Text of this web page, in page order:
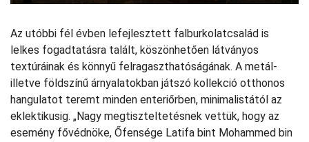
Az utóbbi fél évben lefejlesztett falburkolatcsalád is
lelkes fogadtatásra talált, köszönhetően látványos
textúráinak és könnyű felragaszthatóságának. A metál-
illetve földszínű árnyalatokban játszó kollekció otthonos
hangulatot teremt minden enteriőrben, minimalistától az
eklektikusig. „Nagy megtiszteltetésnek vettük, hogy az
esemény fővédnöke, Őfensége Latifa bint Mohammed bin